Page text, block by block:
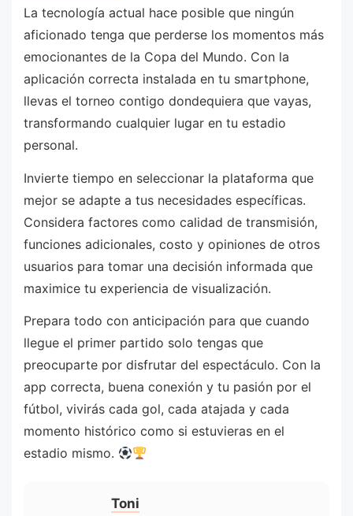
La tecnología actual hace posible que ningún
aficionado tenga que perderse los momentos más
emocionantes de la Copa del Mundo. Con la
aplicación correcta instalada en tu smartphone,
llevas el torneo contigo dondequiera que vayas,
transformando cualquier lugar en tu estadio
personal.
Invierte tiempo en seleccionar la plataforma que
mejor se adapte a tus necesidades específicas.
Considera factores como calidad de transmisión,
funciones adicionales, costo y opiniones de otros
usuarios para tomar una decisión informada que
maximice tu experiencia de visualización.
Prepara todo con anticipación para que cuando
llegue el primer partido solo tengas que
preocuparte por disfrutar del espectáculo. Con la
app correcta, buena conexión y tu pasión por el
fútbol, vivirás cada gol, cada atajada y cada
momento histórico como si estuvieras en el
estadio mismo.
Toni